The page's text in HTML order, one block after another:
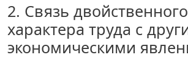
2. Связь двойственного
характера труда с
экономическими